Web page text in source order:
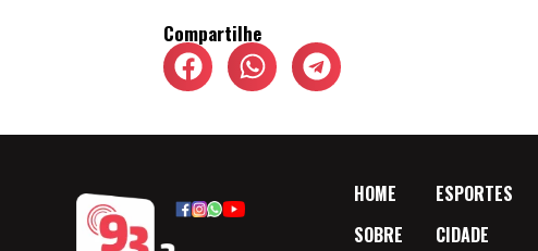
Compartilhe
HOME
SOBRE
ESPORTES
CIDADE